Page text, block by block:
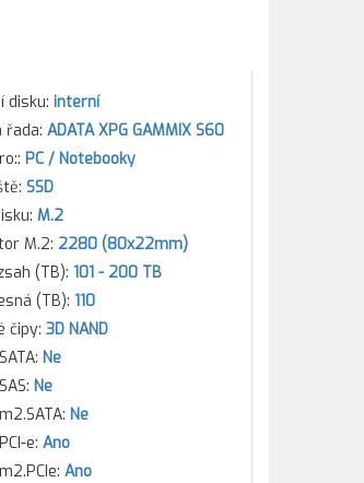
disku: interní
řada: ADATA XPG GAMMIX S60
PC / Notebooky
SSD
M.2
M.2: 2280 (80x22mm)
(TB): 101 - 200 TB
(TB): 110
čipy: 3D NAND
Ne
Ne
Ne
e: Ano
Ano